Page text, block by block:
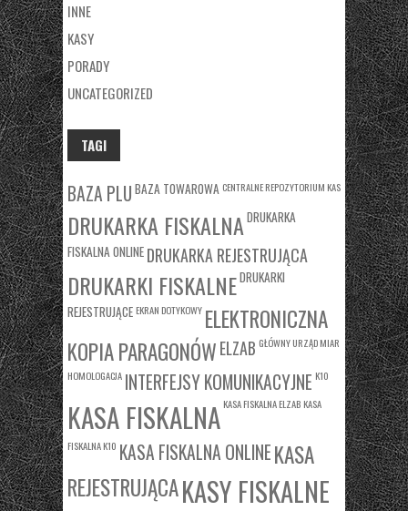
INNE
KASY
PORADY
UNCATEGORIZED
TAGI
BAZA PLU BAZA TOWAROWA CENTRALNE REPOZYTORIUM KAS
DRUKARKA FISKALNA DRUKARKA
FISKALNA ONLINE DRUKARKA REJESTRUJĄCA
DRUKARKI FISKALNEDRUKARKI
REJESTRUJĄCE EKRAN DOTYKOWY ELEKTRONICZNA
KOPIA PARAGONÓWELZAB GŁÓWNY URZĄD MIAR
HOMOLOGACJA INTERFEJSY KOMUNIKACYJNE K10
KASA FISKALNA KASA FISKALNA ELZAB KASA
FISKALNA K10 KASA FISKALNA ONLINEKASA
REJESTRUJĄCAKASY FISKALNE